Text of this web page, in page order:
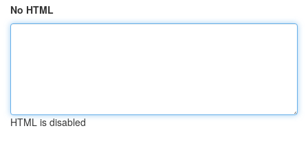
No HTML
HTML is disabled